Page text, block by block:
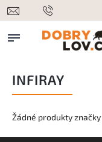
INFIRAY
Žádné produkty značky